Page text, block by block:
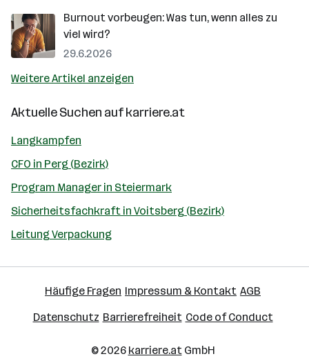
Burnout vorbeugen: Was tun, wenn alles zu
viel wird?
29.6.2026
Weitere Artikel anzeigen
Aktuelle Suchen aufkarriere.at
Langkampfen
CFO in Perg (Bezirk)
Program Manager in Steiermark
Sicherheitsfachkraft in Voitsberg (Bezirk)
Leitung Verpackung
Häufige Fragen Impressum & Kontakt AGB
Datenschutz Barrierefreiheit Code of Conduct
© 2026 karriere.at GmbH